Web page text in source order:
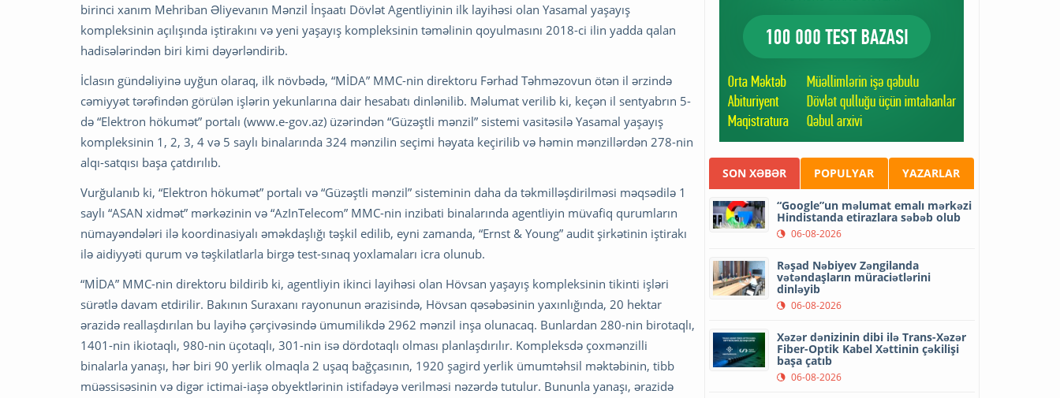
birinci xanım Mehriban Əliyevanın Mənzil İnşaatı Dövlət Agentliyinin ilk layihəsi olan Yasamal yaşayış
kompleksinin açılışında iştirakını və yeni yaşayış kompleksinin təməlinin qoyulmasını 2018-ci ilin yadda qalan
hadisələrindən biri kimi dəyərləndirib.
İclasın gündəliyinə uyğun olaraq, ilk növbədə, “MİDA” MMC-nin direktoru Fərhad Təhməzovun ötən il ərzində
cəmiyyət tərəfindən görülən işlərin yekunlarına dair hesabatı dinlənilib. Məlumat verilib ki, keçən il sentyabrın 5-
də “Elektron hökumət” portalı (www.e-gov.az) üzərindən “Güzəştli mənzil” sistemi vasitəsilə Yasamal yaşayış
kompleksinin 1, 2, 3, 4 və 5 saylı binalarında 324 mənzilin seçimi həyata keçirilib və həmin mənzillərdən 278-nin
alqı-satqısı başa çatdırılıb.
Vurğulanıb ki, “Elektron hökumət” portalı və “Güzəştli mənzil” sisteminin daha da təkmilləşdirilməsi məqsədilə 1
saylı “ASAN xidmət” mərkəzinin və “AzInTelecom” MMC-nin inzibati binalarında agentliyin müvafiq qurumların
nümayəndələri ilə koordinasiyalı əməkdaşlığı təşkil edilib, eyni zamanda, “Ernst & Young” audit şirkətinin iştirakı
ilə aidiyyəti qurum və təşkilatlarla birgə test-sınaq yoxlamaları icra olunub.
“MİDA” MMC-nin direktoru bildirib ki, agentliyin ikinci layihəsi olan Hövsan yaşayış kompleksinin tikinti işləri
sürətlə davam etdirilir. Bakının Suraxanı rayonunun ərazisində, Hövsan qəsəbəsinin yaxınlığında, 20 hektar
ərazidə reallaşdırılan bu layihə çərçivəsində ümumilikdə 2962 mənzil inşa olunacaq. Bunlardan 280-nin birotaqlı,
1401-nin ikiotaqlı, 980-nin üçotaqlı, 301-nin isə dördotaqlı olması planlaşdırılır. Kompleksdə çoxmənzilli
binalarla yanaşı, hər biri 90 yerlik olmaqla 2 uşaq bağçasının, 1920 şagird yerlik ümumtəhsil məktəbinin, tibb
müəssisəsinin və digər ictimai-iaşə obyektlərinin istifadəyə verilməsi nəzərdə tutulur. Bununla yanaşı, ərazidə
SON XƏBƏR POPULYAR YAZARLAR
“Google”un məlumat emalı mərkəzi
Hindistanda etirazlara səbəb olub
06-08-2026
Rəşad Nəbiyev Zəngilanda
vətəndaşların müraciətlərini
dinləyib
06-08-2026
Xəzər dənizinin dibi ilə Trans-Xəzər
Fiber-Optik Kabel Xəttinin çəkilişi
başa çatıb
06-08-2026